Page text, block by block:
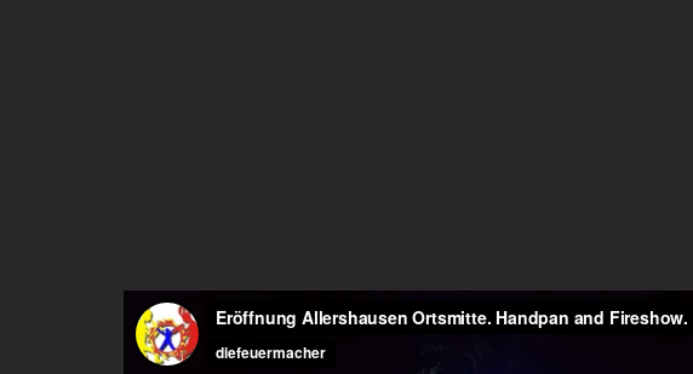
VonDie Feuermacher | Juli 31st, 2017 | Das war 2017,News,Öffentliche Darbietungen